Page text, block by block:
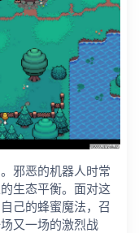
邪恶的机器人时常
生态平衡。面对这
己的蜂蜜魔法，召
又一场的激烈战